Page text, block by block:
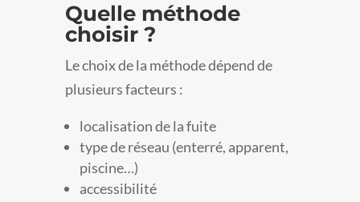
Quelle méthode
choisir ?
Le choix de la méthode dépend de
plusieurs facteurs :
localisation de la fuite
type de réseau (enterré, apparent,
piscine…)
accessibilité